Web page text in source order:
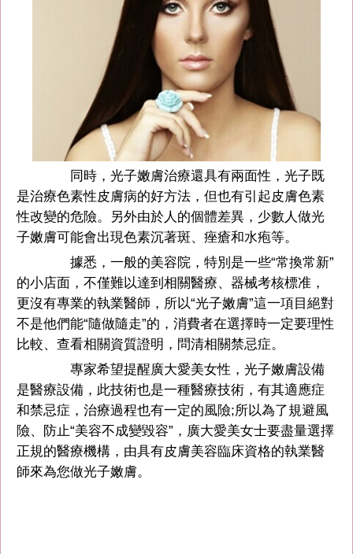
同時，光子嫩膚治療還具有兩面性，光子既
是治療色素性皮膚病的好方法，但也有引起皮膚色素
性改變的危險。另外由於人的個體差異，少數人做光
子嫩膚可能會出現色素沉著斑、痤瘡和水疱等。
據悉，一般的美容院，特別是一些“常換常新”
的小店面，不僅難以達到相關醫療、器械考核標准，
更沒有專業的執業醫師，所以“光子嫩膚”這一項目絕對
不是他們能“隨做隨走”的，消費者在選擇時一定要理性
比較、查看相關資質證明，問清相關禁忌症。
專家希望提醒廣大愛美女性，光子嫩膚設備
是醫療設備，此技術也是一種醫療技術，有其適應症
和禁忌症，治療過程也有一定的風險;所以為了規避風
險、防止“美容不成變毀容”，廣大愛美女士要盡量選擇
正規的醫療機構，由具有皮膚美容臨床資格的執業醫
師來為您做光子嫩膚。